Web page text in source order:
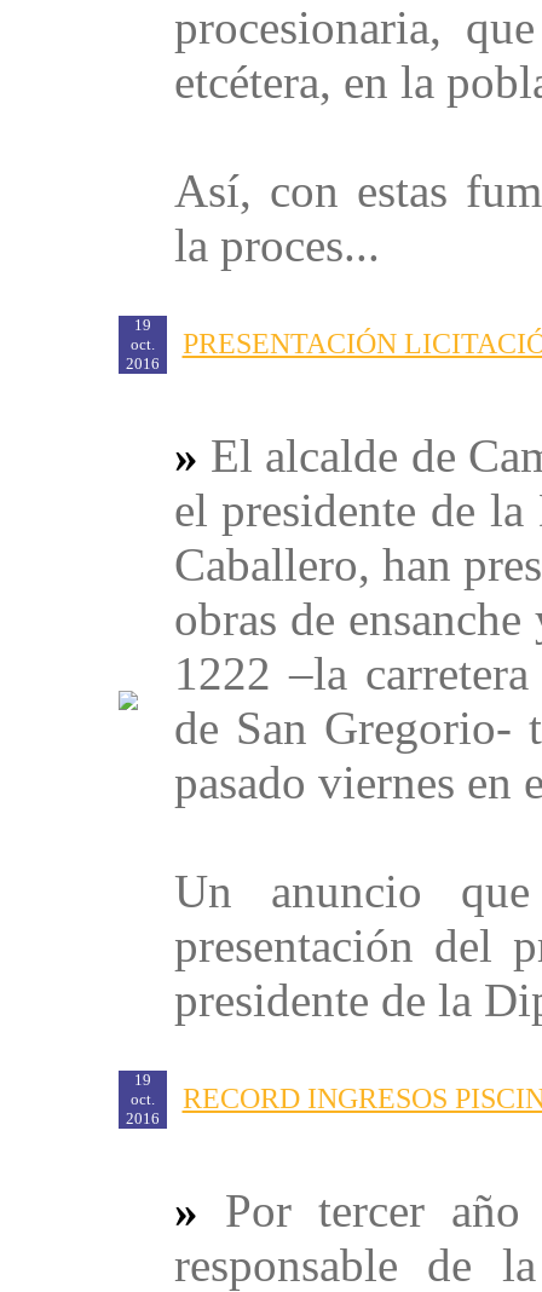
procesionaria,
etcétera, en la
Así, con estas
la proces...
19
oct.
2016
PRESENTACIÓN
» El alcalde de
el presidente de
Caballero, han
obras de
1222 –la
de San Gregorio-
pasado viernes
Un anuncio
presentación del
presidente de la
19
oct.
2016
RECORD INGRESOS
» Por tercer año
responsable de